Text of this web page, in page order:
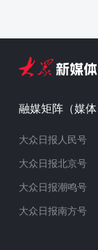
融媒矩阵（媒体
大众日报人民号
大众日报北京号
大众日报潮鸣号
大众日报南方号